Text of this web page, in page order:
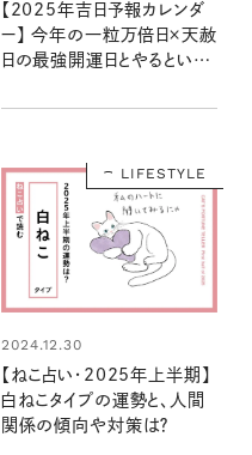
【2025年吉日予報カレンダ
ー】 今年の一粒万倍日×天赦
日の最強開運日とやるといい
LIFESTYLE
2024.12.30
【ねこ占い・2025年上半期】
白ねこタイプの運勢と、人間
関係の傾向や対策は？